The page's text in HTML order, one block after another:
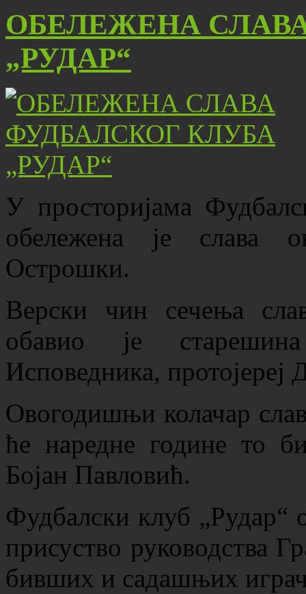
ОБЕЛЕЖЕНА
„РУДАР“
У просторијама
обележена је слава
Острошки.
Верски чин сечења
обавио је
Исповедника, протојереј
Овогодишњи колачар
ће наредне године то
Бојан Павловић.
Фудбалски клуб „Рудар“
присуство руководства
бивших и садашњих